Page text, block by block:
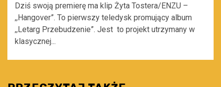
Dziś swoją premierę ma klip Żyta Tostera/ENZU –
,,Hangover”. To pierwszy teledysk promujący album
,,Letarg Przebudzenie”. Jest to projekt utrzymany w
klasycznej...